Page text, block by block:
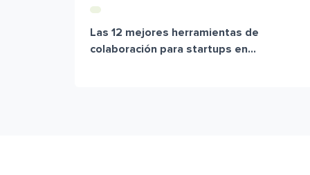
Las 12 mejores herramientas de
colaboración para startups en...